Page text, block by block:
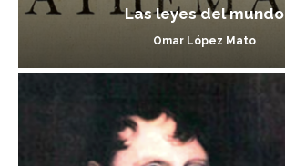
Las leyes del mundo
Omar López Mato